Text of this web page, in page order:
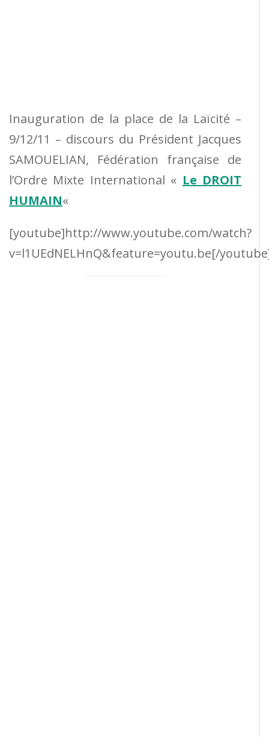
Inauguration de la place de la Laïcité –
9/12/11 – discours du Président Jacques
SAMOUELIAN, Fédération française de
l’Ordre Mixte International « Le DROIT
HUMAIN«
[youtube]http://www.youtube.com/watch?
v=l1UEdNELHnQ&feature=youtu.be[/